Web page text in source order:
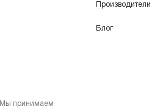
Производители
Блог
Мы принимаем